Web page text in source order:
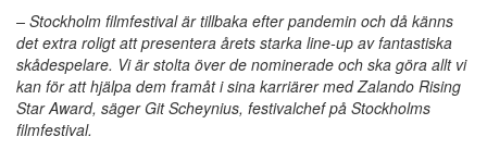
– Stockholm filmfestival är tillbaka efter pandemin och då känns
det extra roligt att presentera årets starka line-up av fantastiska
skådespelare. Vi är stolta över de nominerade och ska göra allt vi
kan för att hjälpa dem framåt i sina karriärer med Zalando Rising
Star Award, säger Git Scheynius, festivalchef på Stockholms
filmfestival.